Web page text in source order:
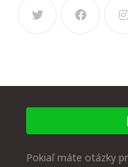
Pokiaľ máte otázky